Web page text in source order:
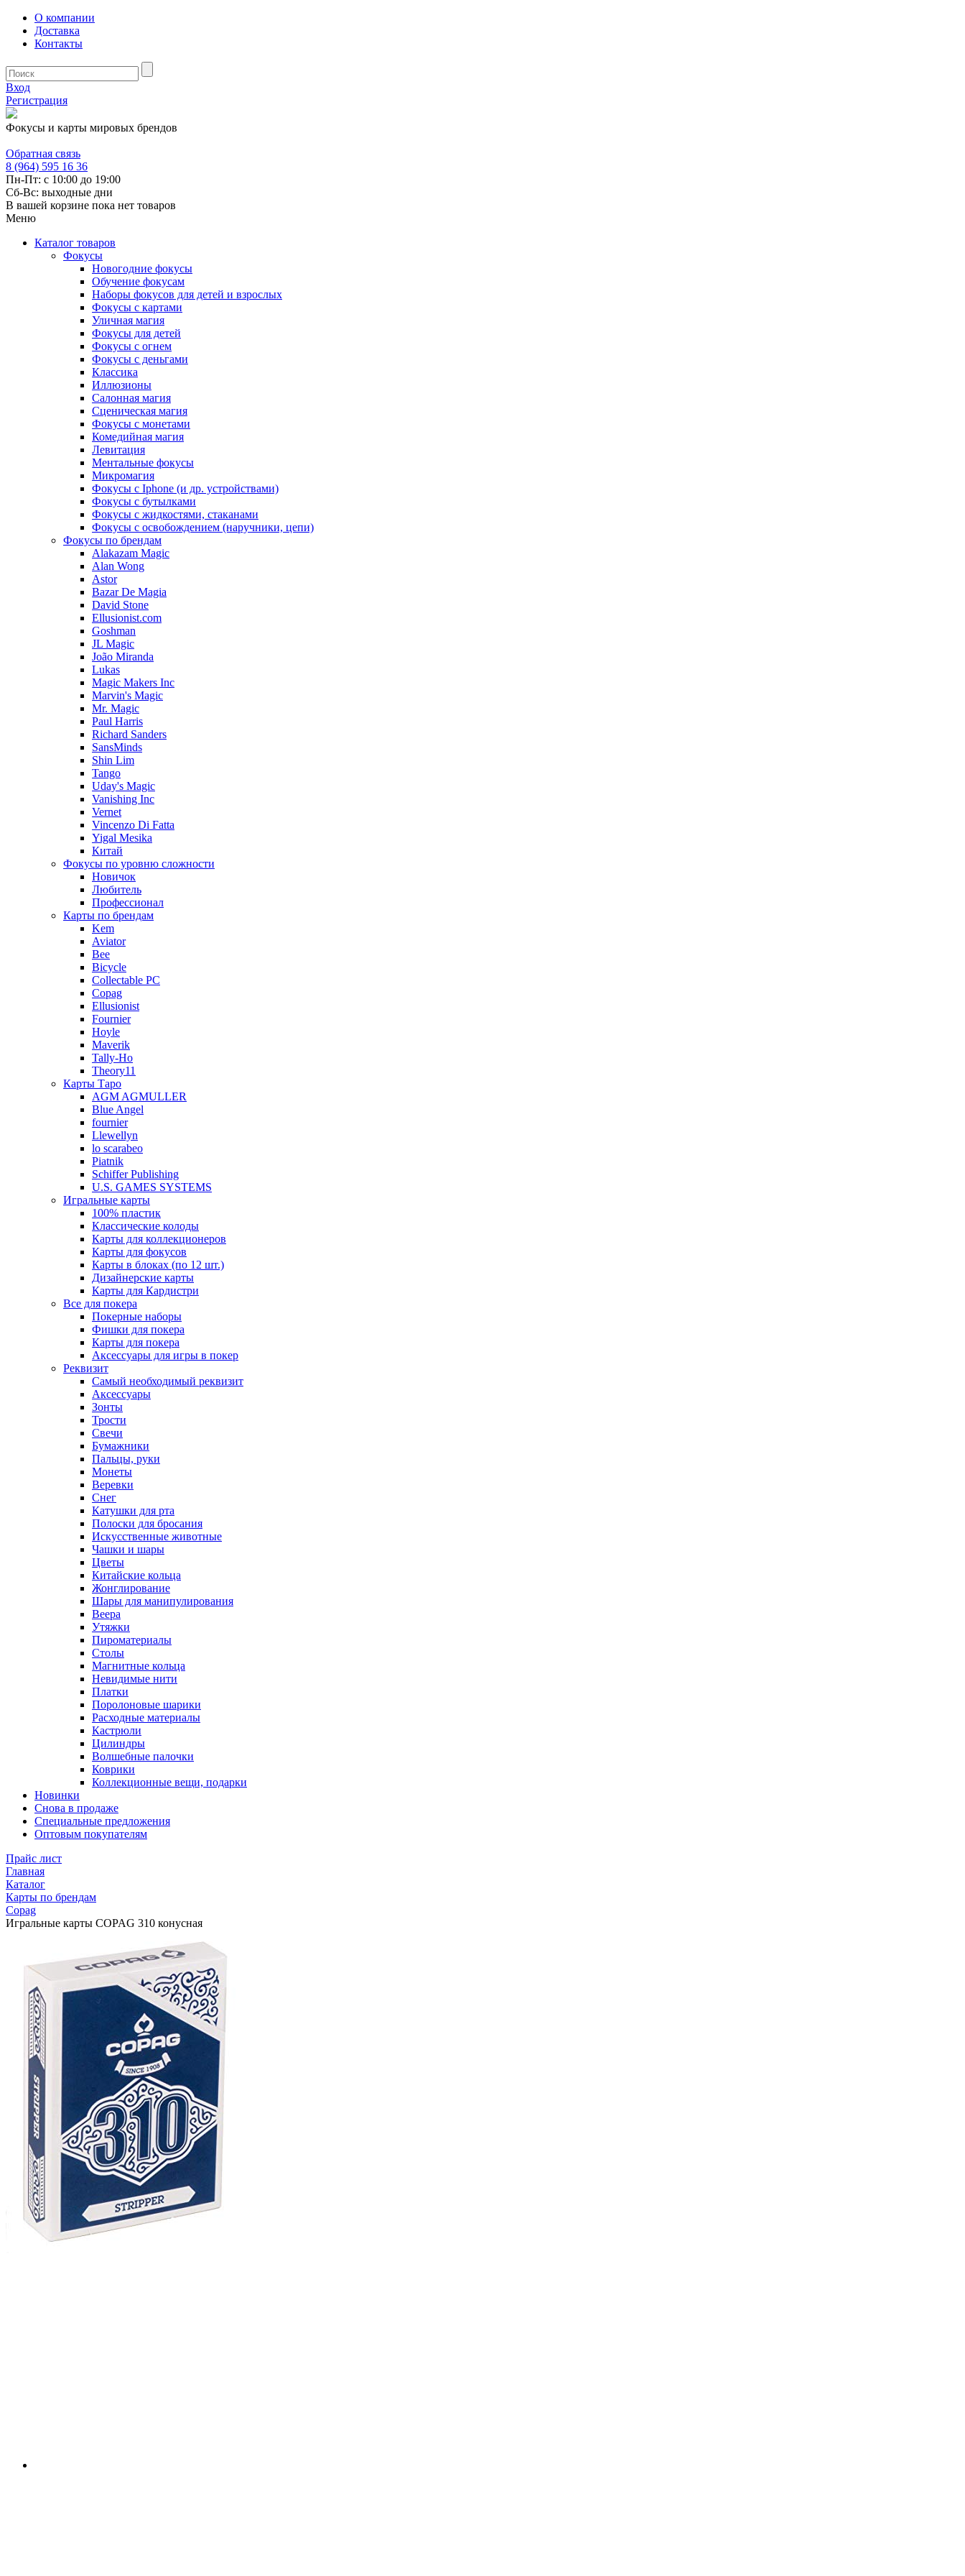
О компании
Доставка
Контакты
Вход
Регистрация
Фокусы и карты мировых брендов
Обратная связь
8 (964) 595 16 36
Пн-Пт: с 10:00 до 19:00
Сб-Вс: выходные дни
В вашей корзине пока нет товаров
Меню
Каталог товаров
Фокусы
Новогодние фокусы
Обучение фокусам
Наборы фокусов для детей и взрослых
Фокусы с картами
Уличная магия
Фокусы для детей
Фокусы с огнем
Фокусы с деньгами
Классика
Иллюзионы
Салонная магия
Сценическая магия
Фокусы с монетами
Комедийная магия
Левитация
Ментальные фокусы
Микромагия
Фокусы с Iphone (и др. устройствами)
Фокусы с бутылками
Фокусы с жидкостями, стаканами
Фокусы с освобождением (наручники, цепи)
Фокусы по брендам
Alakazam Magic
Alan Wong
Astor
Bazar De Magia
David Stone
Ellusionist.com
Goshman
JL Magic
João Miranda
Lukas
Magic Makers Inc
Marvin's Magic
Mr. Magic
Paul Harris
Richard Sanders
SansMinds
Shin Lim
Tango
Uday's Magic
Vanishing Inc
Vernet
Vincenzo Di Fatta
Yigal Mesika
Китай
Фокусы по уровню сложности
Новичок
Любитель
Профессионал
Карты по брендам
Kem
Aviator
Bee
Bicycle
Collectable PC
Copag
Ellusionist
Fournier
Hoyle
Maverik
Tally-Ho
Theory11
Карты Таро
AGM AGMULLER
Blue Angel
fournier
Llewellyn
lo scarabeo
Piatnik
Schiffer Publishing
U.S. GAMES SYSTEMS
Игральные карты
100% пластик
Классические колоды
Карты для коллекционеров
Карты для фокусов
Карты в блоках (по 12 шт.)
Дизайнерские карты
Карты для Кардистри
Все для покера
Покерные наборы
Фишки для покера
Карты для покера
Аксессуары для игры в покер
Реквизит
Самый необходимый реквизит
Аксессуары
Зонты
Трости
Свечи
Бумажники
Пальцы, руки
Монеты
Веревки
Снег
Катушки для рта
Полоски для бросания
Искусственные животные
Чашки и шары
Цветы
Китайские кольца
Жонглирование
Шары для манипулирования
Веера
Утяжки
Пироматериалы
Столы
Магнитные кольца
Невидимые нити
Платки
Поролоновые шарики
Расходные материалы
Кастрюли
Цилиндры
Волшебные палочки
Коврики
Коллекционные вещи, подарки
Новинки
Снова в продаже
Специальные предложения
Оптовым покупателям
Прайс лист
Главная
Каталог
Карты по брендам
Copag
Игральные карты COPAG 310 конусная